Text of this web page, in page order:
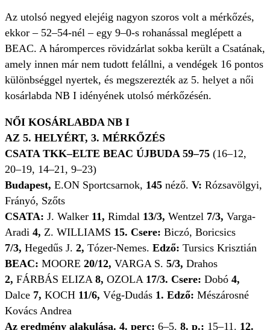
Az utolsó negyed elejéig nagyon szoros volt a mérkőzés,
ekkor – 52–54-nél – egy 9–0-s rohanással meglépett a
BEAC. A háromperces rövidzárlat sokba került a Csatának,
amely innen már nem tudott felállni, a vendégek 16 pontos
különbséggel nyertek, és megszerezték az 5. helyet a női
kosárlabda NB I idényének utolsó mérkőzésén.
NŐI KOSÁRLABDA NB I
AZ 5. HELYÉRT, 3. MÉRKŐZÉS
CSATA TKK–ELTE BEAC ÚJBUDA 59–75 (16–12,
20–19, 14–21, 9–23)
Budapest, E.ON Sportcsarnok, 145 néző. V: Rózsavölgyi,
Frányó, Szőts
CSATA: J. Walker 11, Rimdal 13/3, Wentzel 7/3, Varga-
Aradi 4, Z. WILLIAMS 15. Csere: Biczó, Boricsics
7/3, Hegedűs J. 2, Tózer-Nemes. Edző: Tursics Krisztián
BEAC: MOORE 20/12, VARGA S. 5/3, Drahos
2, FÁRBÁS ELIZA 8, OZOLA 17/3. Csere: Dobó 4,
Dalce 7, KOCH 11/6, Vég-Dudás 1. Edző: Mészárosné
Kovács Andrea
Az eredmény alakulása. 4. perc: 6–5. 8. p.: 15–11. 12.